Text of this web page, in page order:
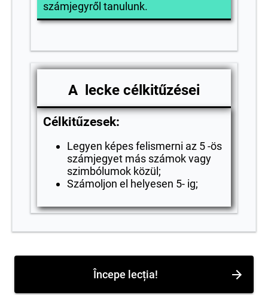
számjegyről tanulunk.
A lecke célkitűzései
Célkitűzesek:
Legyen képes felismerni az 5 -ös
számjegyet más számok vagy
szimbólumok közül;
Számoljon el helyesen 5- ig;
Începe lecția!